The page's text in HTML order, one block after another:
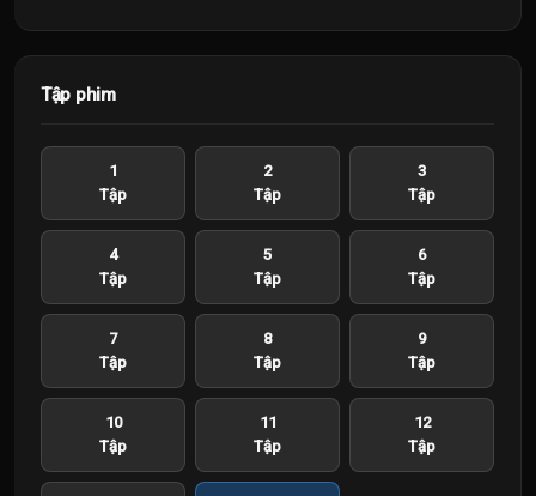
Tập phim
1
Tập
2
Tập
3
Tập
4
Tập
5
Tập
6
Tập
7
Tập
8
Tập
9
Tập
10
Tập
11
Tập
12
Tập